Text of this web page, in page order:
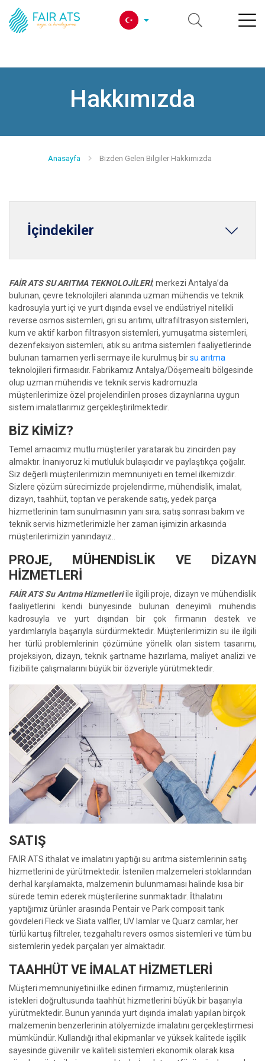
Hakkımızda
Anasayfa Bizden Gelen Bilgiler Hakkımızda
İçindekiler
FAİR ATS SU ARITMA TEKNOLOJİLERİ; merkezi Antalya’da
bulunan, çevre teknolojileri alanında uzman mühendis ve teknik
kadrosuyla yurt içi ve yurt dışında evsel ve endüstriyel nitelikli
reverse osmos sistemleri, gri su arıtımı, ultrafiltrasyon sistemleri,
kum ve aktif karbon filtrasyon sistemleri, yumuşatma sistemleri,
dezenfeksiyon sistemleri, atık su arıtma sistemleri faaliyetlerinde
bulunan tamamen yerli sermaye ile kurulmuş birsu arıtma
teknolojileri firmasıdır. Fabrikamız Antalya/Döşemealtı bölgesinde
olup uzman mühendis ve teknik servis kadromuzla
müşterilerimize özel projelendirilen proses dizaynlarına uygun
sistem imalatlarımız gerçekleştirilmektedir.
BİZ KİMİZ?
Temel amacımız mutlu müşteriler yaratarak bu zincirden pay
almaktır. İnanıyoruz ki mutluluk bulaşıcıdır ve paylaştıkça çoğalır.
Siz değerli müşterilerimizin memnuniyeti en temel ilkemizdir.
Sizlere çözüm sürecimizde projelendirme, mühendislik, imalat,
dizayn, taahhüt, toptan ve perakende satış, yedek parça
hizmetlerinin tam sunulmasının yanı sıra; satış sonrası bakım ve
teknik servis hizmetlerimizle her zaman işimizin arkasında
müşterilerimizin yanındayız..
PROJE, MÜHENDİSLİK VE DİZAYN
HİZMETLERİ
FAİR ATS Su Arıtma Hizmetleriile ilgili proje, dizayn ve mühendislik
faaliyetlerini kendi bünyesinde bulunan deneyimli mühendis
kadrosuyla ve yurt dışından bir çok firmanın destek ve
yardımlarıyla başarıyla sürdürmektedir. Müşterilerimizin su ile ilgili
her türlü problemlerinin çözümüne yönelik olan sistem tasarımı,
projeksiyon, dizayn, teknik şartname hazırlama, maliyet analizi ve
fizibilite çalışmalarını büyük bir özveriyle yürütmektedir.
SATIŞ
FAİR ATS ithalat ve imalatını yaptığı su arıtma sistemlerinin satış
hizmetlerini de yürütmektedir. İstenilen malzemeleri stoklarından
derhal karşılamakta, malzemenin bulunmaması halinde kısa bir
sürede temin ederek müşterilerine sunmaktadır. İthalatını
yaptığımız ürünler arasında Pentair ve Park composit tank
gövdeleri Fleck ve Siata valfler, UV lamlar ve Quarz camlar, her
türlü kartuş filtreler, tezgahaltı revers osmos sistemleri ve tüm bu
sistemlerin yedek parçaları yer almaktadır.
TAAHHÜT VE İMALAT HİZMETLERİ
Müşteri memnuniyetini ilke edinen firmamız, müşterilerinin
istekleri doğrultusunda taahhüt hizmetlerini büyük bir başarıyla
yürütmektedir. Bunun yanında yurt dışında imalatı yapılan birçok
malzemenin benzerlerinin atölyemizde imalatını gerçekleştirmesi
mümkündür. Kullandığı ithal ekipmanlar ve yüksek kalitede işçilik
sayesinde güvenilir ve kaliteli sistemleri ekonomik olarak kısa